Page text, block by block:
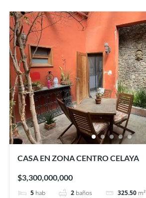
CASA EN ZONA CENTRO CELAYA
$3,300,000,000
5 hab 2 baños 325.50 m²